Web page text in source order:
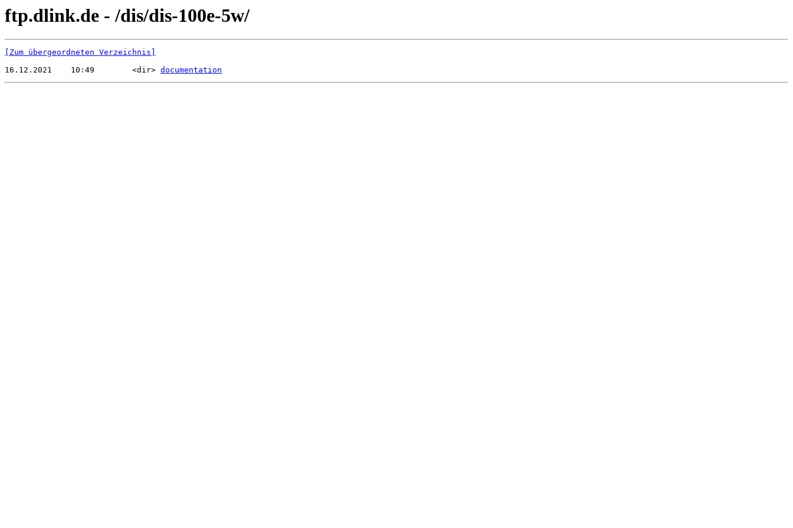
ftp.dlink.de - /dis/dis-100e-5w/
[Zum übergeordneten Verzeichnis]
16.12.2021    10:49        <dir> documentation